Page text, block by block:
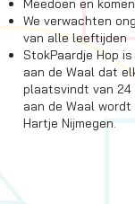
Meedoen en
We verwachten
van alle leeftijden
StokPaardje Hop
aan de Waal dat
plaatsvindt van 24
aan de Waal
Hartje Nijmegen.